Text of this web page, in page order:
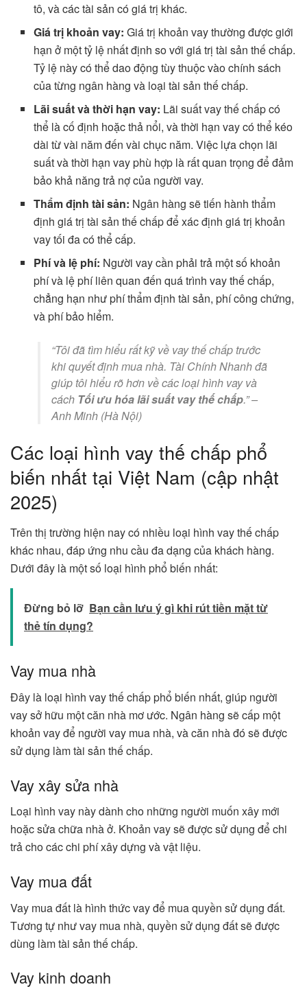
tô, và các tài sản có giá trị khác.
Giá trị khoản vay: Giá trị khoản vay thường được giới
hạn ở một tỷ lệ nhất định so với giá trị tài sản thế chấp.
Tỷ lệ này có thể dao động tùy thuộc vào chính sách
của từng ngân hàng và loại tài sản thế chấp.
Lãi suất và thời hạn vay: Lãi suất vay thế chấp có
thể là cố định hoặc thả nổi, và thời hạn vay có thể kéo
dài từ vài năm đến vài chục năm. Việc lựa chọn lãi
suất và thời hạn vay phù hợp là rất quan trọng để đảm
bảo khả năng trả nợ của người vay.
Thẩm định tài sản: Ngân hàng sẽ tiến hành thẩm
định giá trị tài sản thế chấp để xác định giá trị khoản
vay tối đa có thể cấp.
Phí và lệ phí: Người vay cần phải trả một số khoản
phí và lệ phí liên quan đến quá trình vay thế chấp,
chẳng hạn như phí thẩm định tài sản, phí công chứng,
và phí bảo hiểm.
“Tôi đã tìm hiểu rất kỹ về vay thế chấp trước
khi quyết định mua nhà. Tài Chính Nhanh đã
giúp tôi hiểu rõ hơn về các loại hình vay và
cách Tối ưu hóa lãi suất vay thế chấp.” –
Anh Minh (Hà Nội)
Các loại hình vay thế chấp phổ
biến nhất tại Việt Nam (cập nhật
2025)
Trên thị trường hiện nay có nhiều loại hình vay thế chấp
khác nhau, đáp ứng nhu cầu đa dạng của khách hàng.
Dưới đây là một số loại hình phổ biến nhất:
Đừng bỏ lỡ Bạn cần lưu ý gì khi rút tiền mặt từ
thẻ tín dụng?
Vay mua nhà
Đây là loại hình vay thế chấp phổ biến nhất, giúp người
vay sở hữu một căn nhà mơ ước. Ngân hàng sẽ cấp một
khoản vay để người vay mua nhà, và căn nhà đó sẽ được
sử dụng làm tài sản thế chấp.
Vay xây sửa nhà
Loại hình vay này dành cho những người muốn xây mới
hoặc sửa chữa nhà ở. Khoản vay sẽ được sử dụng để chi
trả cho các chi phí xây dựng và vật liệu.
Vay mua đất
Vay mua đất là hình thức vay để mua quyền sử dụng đất.
Tương tự như vay mua nhà, quyền sử dụng đất sẽ được
dùng làm tài sản thế chấp.
Vay kinh doanh